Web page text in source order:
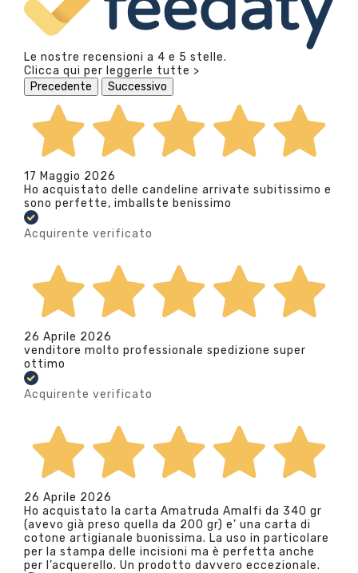
Le nostre recensioni a 4 e 5 stelle.
Clicca qui per leggerle tutte >
Precedente
Successivo
17 Maggio 2026
Ho acquistato delle candeline arrivate subitissimo e
sono perfette, imballste benissimo
Acquirente verificato
26 Aprile 2026
venditore molto professionale spedizione super
ottimo
Acquirente verificato
26 Aprile 2026
Ho acquistato la carta Amatruda Amalfi da 340 gr
(avevo già preso quella da 200 gr) e’ una carta di
cotone artigianale buonissima. La uso in particolare
per la stampa delle incisioni ma è perfetta anche
per l’acquerello. Un prodotto davvero eccezionale.